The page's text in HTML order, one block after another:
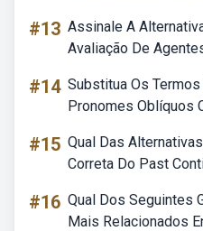
#13 Assinale A
Avaliação De
#14 Substitua Os
Pronomes Oblíquos
#15 Qual Das
Correta Do Past
#16 Qual Dos Seguintes
Mais Relacionados